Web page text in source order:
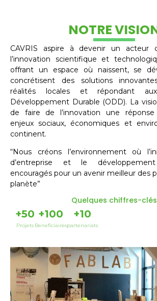
NOTRE
CAVRIS aspire à devenir un acteur
l’innovation scientifique et
offrant un espace où naissent, se
concrétisent des solutions
réalités locales et répondant
Développement Durable (ODD). La
de faire de l’innovation une
enjeux sociaux, économiques et
continent.
“Nous créons l’environnement où
d’entreprise et le
encouragés pour un avenir meilleur des
planète”
Quelques chiffres-clés
Projets
+50
Beneficiaires
+100
partenariats
+10